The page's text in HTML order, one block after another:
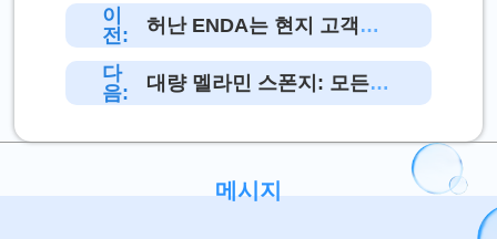
이
전:
허난 ENDA는 현지 고객에
게 스펀지를 판매하거나 전국
고객에게 서비스를 제공합니
까?
다
음:
대량 멜라민 스폰지: 모든
구매자가 알아야 할 4가지 숨
메시지